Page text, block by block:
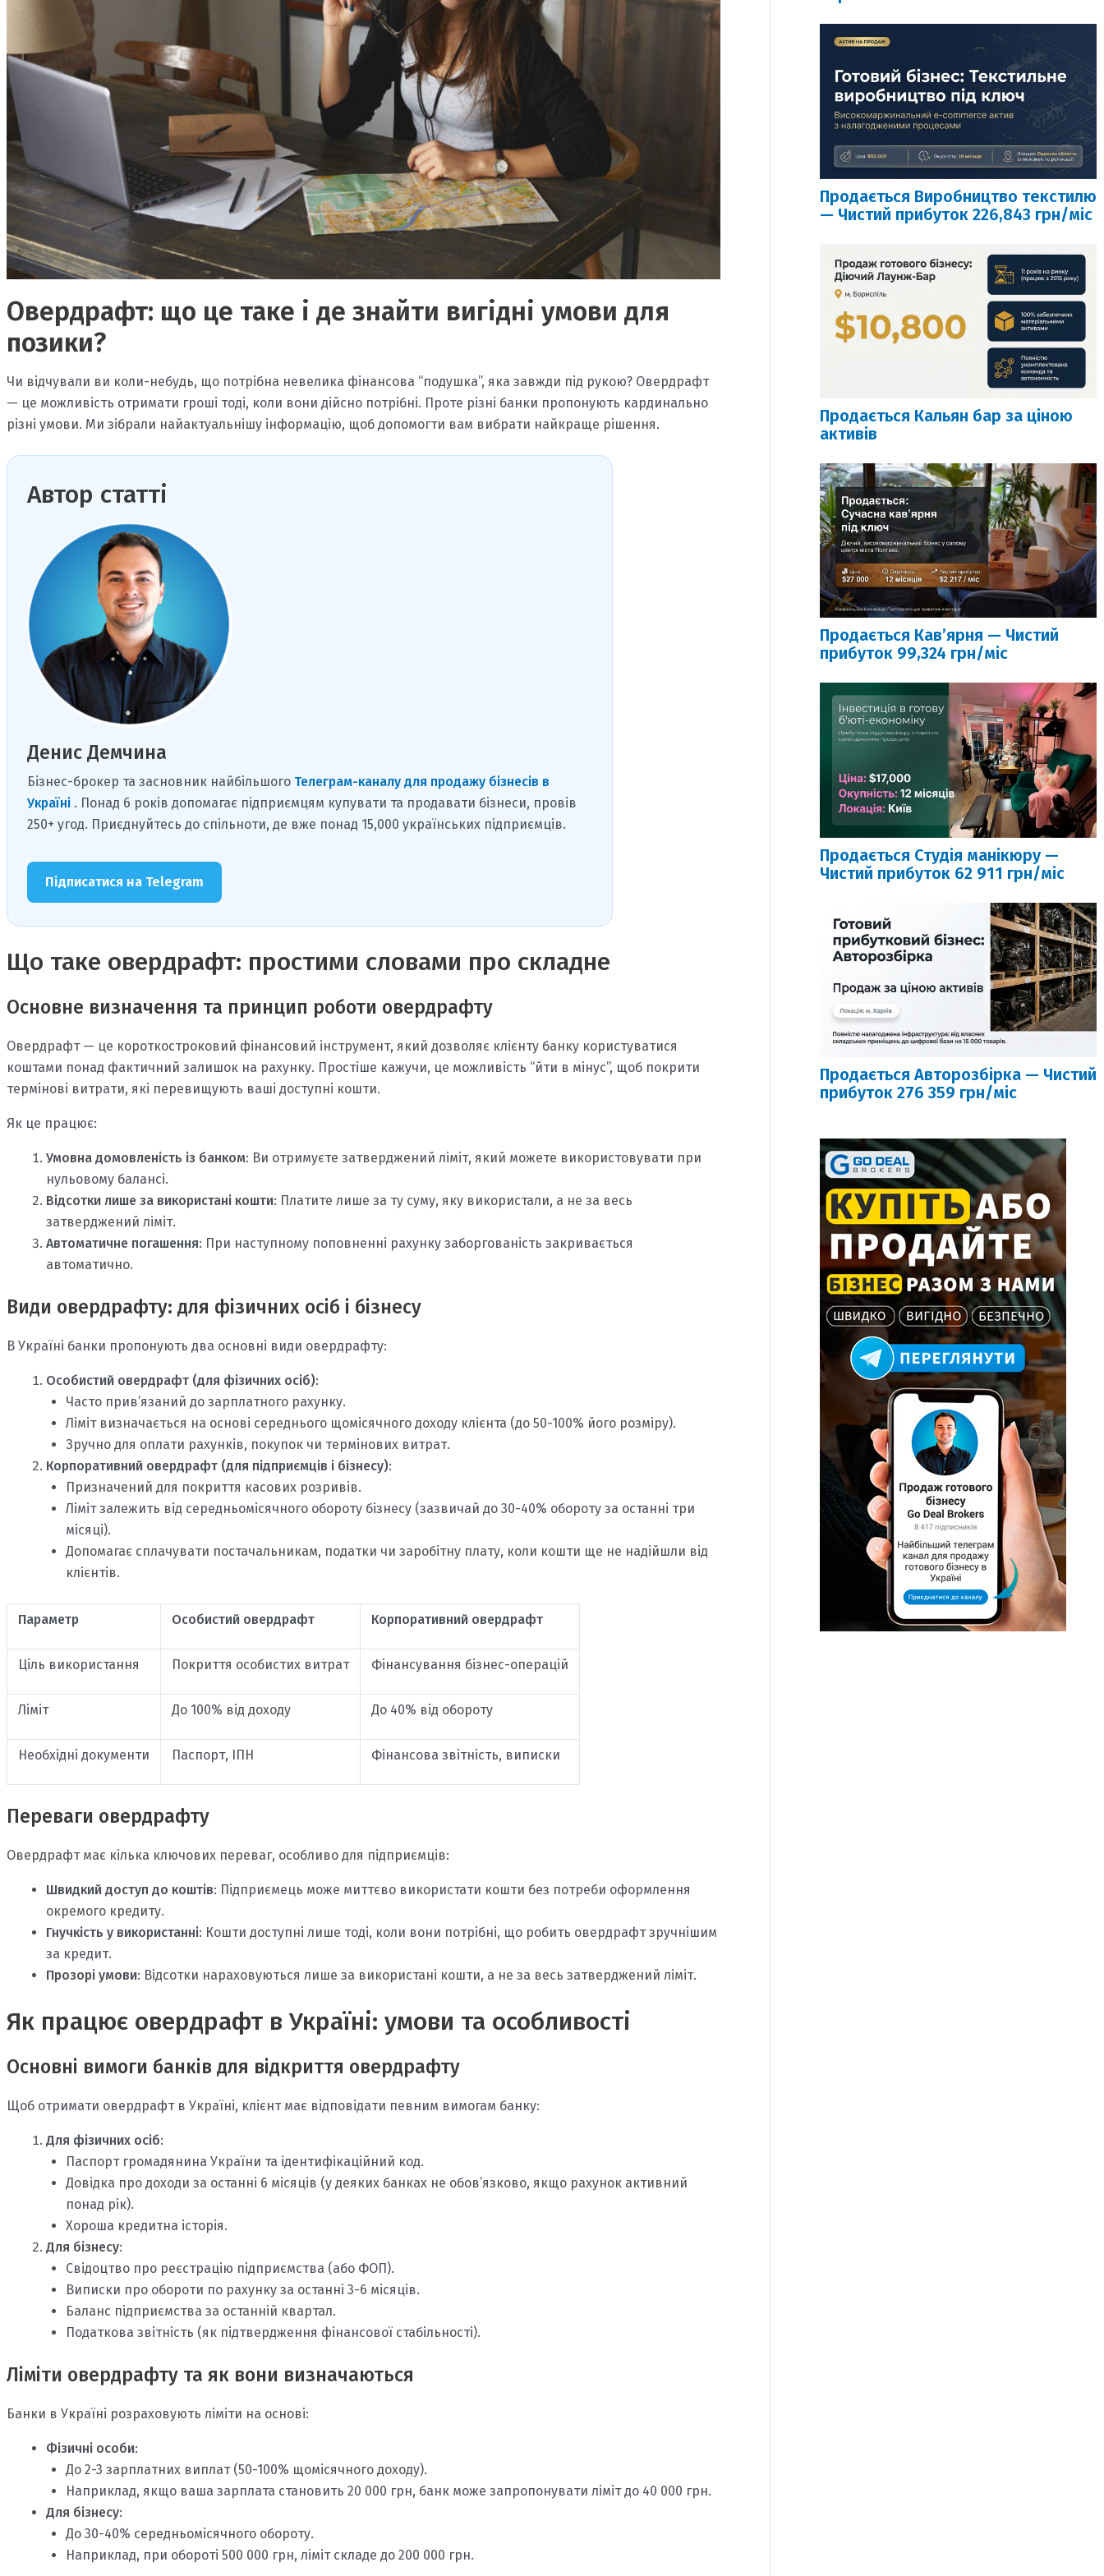
Овердрафт: що це таке і де знайти вигідні умови для
позики?
Чи відчували ви коли-небудь, що потрібна невелика фінансова “подушка”, яка завжди під рукою? Овердрафт
— це можливість отримати гроші тоді, коли вони дійсно потрібні. Проте різні банки пропонують кардинально
різні умови. Ми зібрали найактуальнішу інформацію, щоб допомогти вам вибрати найкраще рішення.
Автор статті
Денис Демчина
Бізнес-брокер та засновник найбільшого Телеграм-каналу для продажу бізнесів в
Україні . Понад 6 років допомагає підприємцям купувати та продавати бізнеси, провів
250+ угод. Приєднуйтесь до спільноти, де вже понад 15,000 українських підприємців.
Підписатися на Telegram
Що таке овердрафт: простими словами про складне
Основне визначення та принцип роботи овердрафту
Овердрафт — це короткостроковий фінансовий інструмент, який дозволяє клієнту банку користуватися
коштами понад фактичний залишок на рахунку. Простіше кажучи, це можливість “йти в мінус”, щоб покрити
термінові витрати, які перевищують ваші доступні кошти.
Як це працює:
Умовна домовленість із банком: Ви отримуєте затверджений ліміт, який можете використовувати при
нульовому балансі.
Відсотки лише за використані кошти: Платите лише за ту суму, яку використали, а не за весь
затверджений ліміт.
Автоматичне погашення: При наступному поповненні рахунку заборгованість закривається
автоматично.
Види овердрафту: для фізичних осіб і бізнесу
В Україні банки пропонують два основні види овердрафту:
Особистий овердрафт (для фізичних осіб):
Часто прив’язаний до зарплатного рахунку.
Ліміт визначається на основі середнього щомісячного доходу клієнта (до 50-100% його розміру).
Зручно для оплати рахунків, покупок чи термінових витрат.
Корпоративний овердрафт (для підприємців і бізнесу):
Призначений для покриття касових розривів.
Ліміт залежить від середньомісячного обороту бізнесу (зазвичай до 30-40% обороту за останні три
місяці).
Допомагає сплачувати постачальникам, податки чи заробітну плату, коли кошти ще не надійшли від
клієнтів.
Параметр Особистий овердрафт Корпоративний овердрафт
Ціль використання Покриття особистих витрат Фінансування бізнес-операцій
Ліміт До 100% від доходу До 40% від обороту
Необхідні документи Паспорт, ІПН Фінансова звітність, виписки
Переваги овердрафту
Овердрафт має кілька ключових переваг, особливо для підприємців:
Швидкий доступ до коштів: Підприємець може миттєво використати кошти без потреби оформлення
окремого кредиту.
Гнучкість у використанні: Кошти доступні лише тоді, коли вони потрібні, що робить овердрафт зручнішим
за кредит.
Прозорі умови: Відсотки нараховуються лише за використані кошти, а не за весь затверджений ліміт.
Як працює овердрафт в Україні: умови та особливості
Основні вимоги банків для відкриття овердрафту
Щоб отримати овердрафт в Україні, клієнт має відповідати певним вимогам банку:
Для фізичних осіб:
Паспорт громадянина України та ідентифікаційний код.
Довідка про доходи за останні 6 місяців (у деяких банках не обов’язково, якщо рахунок активний
понад рік).
Хороша кредитна історія.
Для бізнесу:
Свідоцтво про реєстрацію підприємства (або ФОП).
Виписки про обороти по рахунку за останні 3-6 місяців.
Баланс підприємства за останній квартал.
Податкова звітність (як підтвердження фінансової стабільності).
Ліміти овердрафту та як вони визначаються
Банки в Україні розраховують ліміти на основі:
Фізичні особи:
До 2-3 зарплатних виплат (50-100% щомісячного доходу).
Наприклад, якщо ваша зарплата становить 20 000 грн, банк може запропонувати ліміт до 40 000 грн.
Для бізнесу:
До 30-40% середньомісячного обороту.
Наприклад, при обороті 500 000 грн, ліміт складе до 200 000 грн.
Продається Виробництво текстилю
— Чистий прибуток 226,843 грн/міс
Продається Кальян бар за ціною
активів
Продається Кавʼярня — Чистий
прибуток 99,324 грн/міс
Продається Студія манікюру —
Чистий прибуток 62 911 грн/міс
Продається Авторозбірка — Чистий
прибуток 276 359 грн/міс